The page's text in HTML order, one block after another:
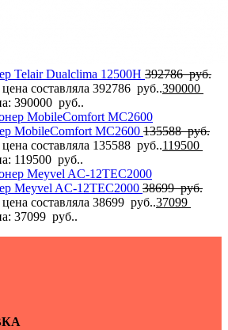
Telair Dualclima 12500H 392786руб.
составляла 392786 руб..390000
390000 руб..
MobileComfort MC2600 135588руб.
составляла 135588 руб..119500
119500 руб..
Meyvel AC-12TEC2000 38699руб.
составляла 38699 руб..37099
37099 руб..